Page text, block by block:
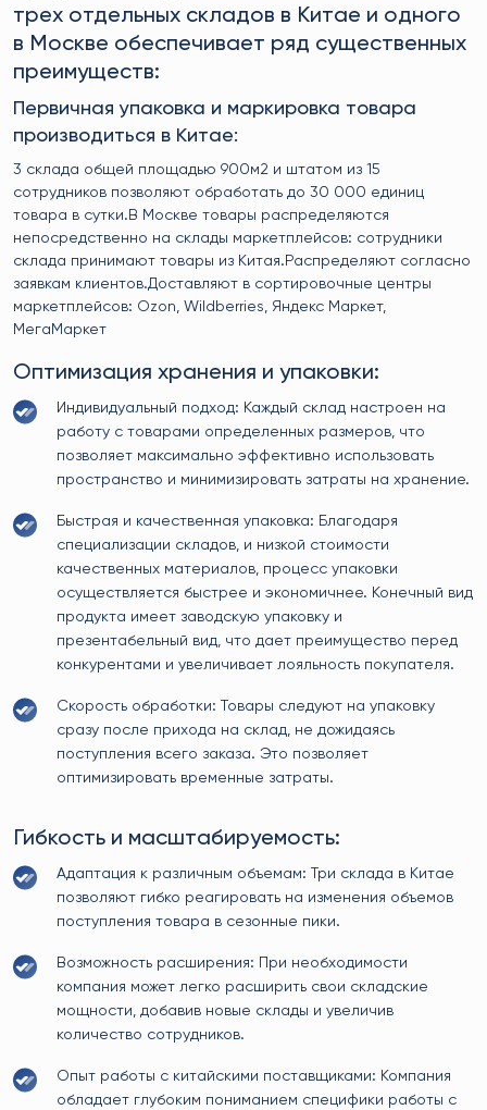
трех отдельных складов в Китае и одного
в Москве обеспечивает ряд существенных
преимуществ:
Первичная упаковка и маркировка товара
производиться в Китае:
3 склада общей площадью 900м2 и штатом из 15
сотрудников позволяют обработать до 30 000 единиц
товара в сутки.В Москве товары распределяются
непосредственно на склады маркетплейсов: сотрудники
склада принимают товары из Китая.Распределяют согласно
заявкам клиентов.Доставляют в сортировочные центры
маркетплейсов: Ozon, Wildberries, Яндекс Маркет,
МегаМаркет
Оптимизация хранения и упаковки:
Индивидуальный подход: Каждый склад настроен на
работу с товарами определенных размеров, что
позволяет максимально эффективно использовать
пространство и минимизировать затраты на хранение.
Быстрая и качественная упаковка: Благодаря
специализации складов, и низкой стоимости
качественных материалов, процесс упаковки
осуществляется быстрее и экономичнее. Конечный вид
продукта имеет заводскую упаковку и
презентабельный вид, что дает преимущество перед
конкурентами и увеличивает лояльность покупателя.
Скорость обработки: Товары следуют на упаковку
сразу после прихода на склад, не дожидаясь
поступления всего заказа. Это позволяет
оптимизировать временные затраты.
Гибкость и масштабируемость:
Адаптация к различным объемам: Три склада в Китае
позволяют гибко реагировать на изменения объемов
поступления товара в сезонные пики.
Возможность расширения: При необходимости
компания может легко расширить свои складские
мощности, добавив новые склады и увеличив
количество сотрудников.
Опыт работы с китайскими поставщиками: Компания
обладает глубоким пониманием специфики работы с